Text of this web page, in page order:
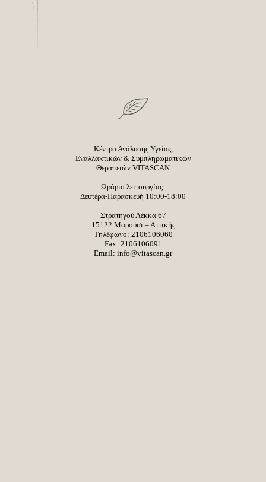
Κέντρο Ανάλυσης Υγείας,
Εναλλακτικών & Συμπληρωματικών
Θεραπειών VITASCAN
Ωράριο λειτουργίας:
Δευτέρα-Παρασκευή 10:00-18:00
Στρατηγού Λέκκα 67
15122 Μαρούσι – Αττικής
Τηλέφωνο: 2106106060
Fax: 2106106091
Email: info@vitascan.gr